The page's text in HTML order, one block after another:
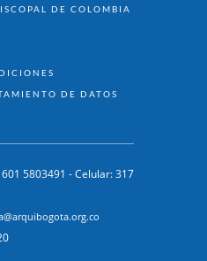
DE COLOMBIA
DE DATOS
5803491 - Celular: 317